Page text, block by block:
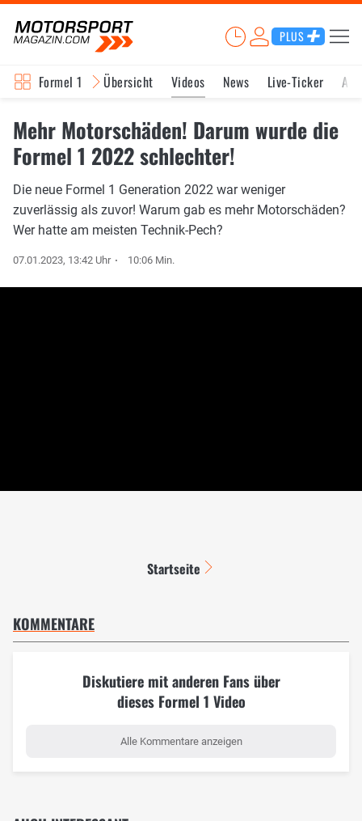
PLUS
Formel 1 Übersicht Videos News Live-Ticker
Mehr Motorschäden! Darum wurde die
Formel 1 2022 schlechter!
Die neue Formel 1 Generation 2022 war weniger
zuverlässig als zuvor! Warum gab es mehr Motorschäden?
Wer hatte am meisten Technik-Pech?
07.01.2023, 13:42 Uhr 10:06 Min.
Startseite
KOMMENTARE
Diskutiere mit anderen Fans über
dieses Formel 1 Video
Alle Kommentare anzeigen